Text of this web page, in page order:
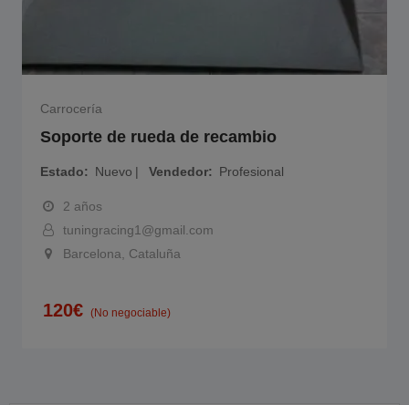
Carrocería
Soporte de rueda de recambio
Estado Nuevo Vendedor Profesional
2 años
tuningracing1@gmail.com
Barcelona, Cataluña
120€ (No negociable)